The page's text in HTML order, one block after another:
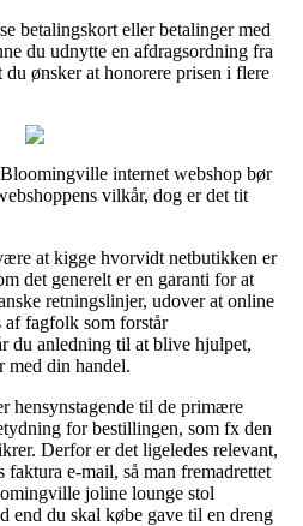
betalingskort eller betalinger med
du udnytte en afdragsordning fra
ønsker at honorere prisen i flere
internet webshop bør
vilkår, dog er det tit
at kigge hvorvidt netbutikken er
det generelt er en garanti for at
retningslinjer, udover at online
fagfolk som forstår
du anledning til at blive hjulpet,
med din handel.
hensynstagende til de primære
for bestillingen, som fx den
Derfor er det ligeledes relevant,
faktura e-mail, så man fremadrettet
joline lounge stol
end du skal købe gave til en dreng